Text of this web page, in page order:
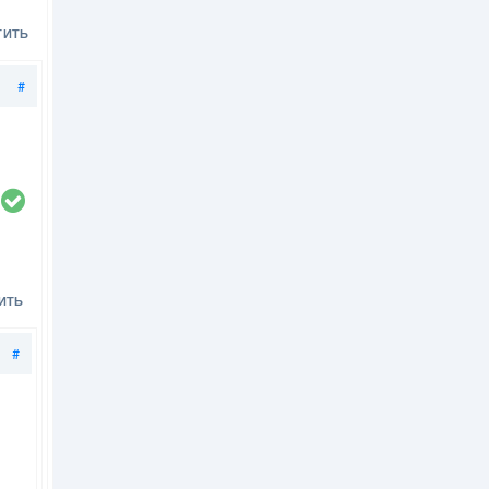
#Поделиться
#Поделиться